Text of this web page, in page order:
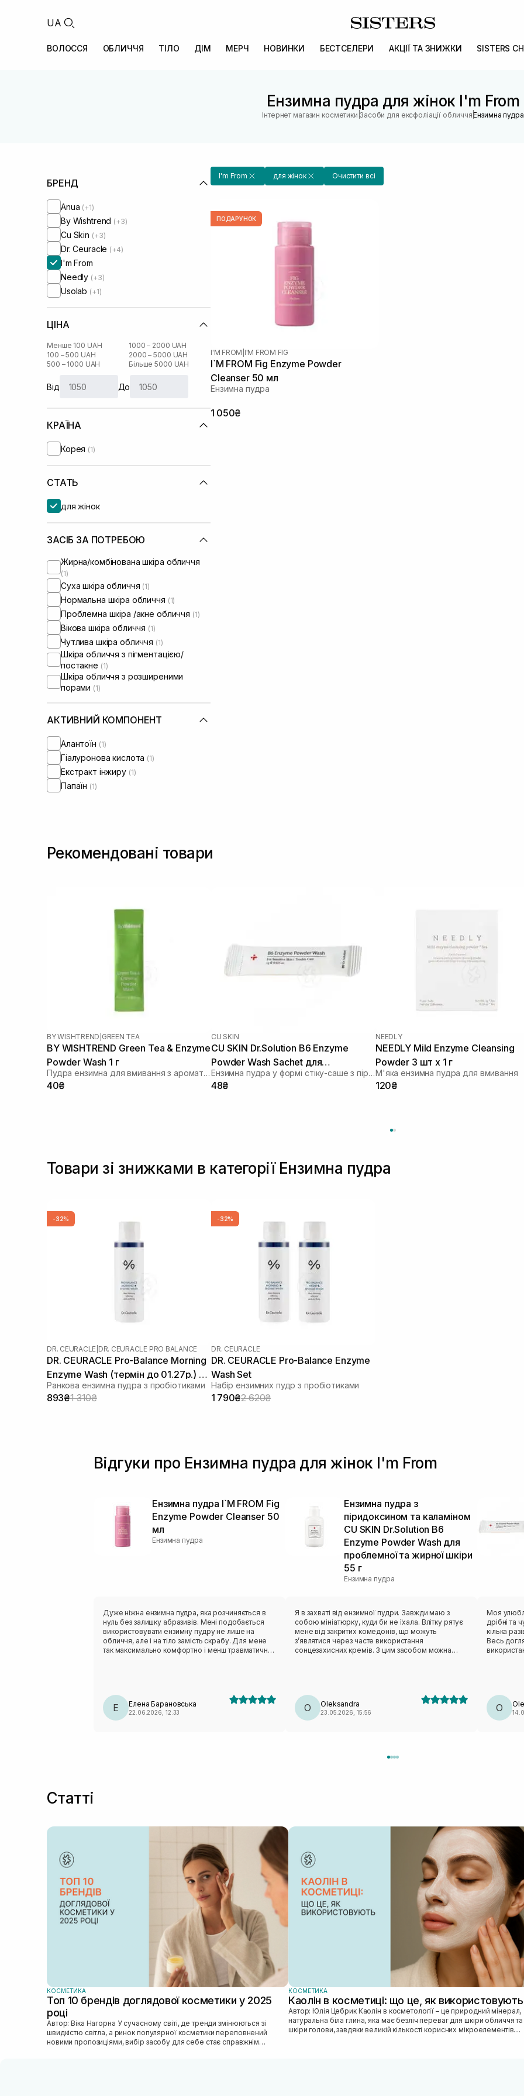
UA
ВОЛОССЯ ОБЛИЧЧЯ ТІЛО ДІМ МЕРЧ НОВИНКИ БЕСТСЕЛЕРИ АКЦІЇ ТА ЗНИЖКИ SISTERS
Ензимна пудра для жінок I'm From
Інтернет магазин косметики |Засоби для ексфоліації обличчя |Ензимна пудра
БРЕНД
Anua (+1)
By Wishtrend (+3)
Cu Skin (+3)
Dr. Ceuracle (+4)
I'm From
Needly (+3)
Usolab (+1)
ЦІНА
Менше 100 UAH
100 – 500 UAH
500 – 1000 UAH
1000 – 2000 UAH
2000 – 5000 UAH
Більше 5000 UAH
Від До
КРАЇНА
Корея (1)
СТАТЬ
для жінок
ЗАСІБ ЗА ПОТРЕБОЮ
Жирна/комбінована шкіра обличчя
(1)
Суха шкіра обличчя (1)
Нормальна шкіра обличчя (1)
Проблемна шкіра /акне обличчя (1)
Вікова шкіра обличчя (1)
Чутлива шкіра обличчя (1)
Шкіра обличчя з пігментацією/
постакне (1)
Шкіра обличчя з розширеними
порами (1)
АКТИВНИЙ КОМПОНЕНТ
Алантоїн (1)
Гіалуронова кислота (1)
Екстракт інжиру (1)
Папаїн (1)
I'm From для жінок Очистити всі
ПОДАРУНОК
I'M FROM I'M FROM FIG
I`M FROM Fig Enzyme Powder
Cleanser 50 мл
Ензимна пудра
1 050₴
Рекомендовані товари
BY WISHTREND GREEN TEA
BY WISHTREND Green Tea & Enzyme
Powder Wash 1 г
Пудра ензимна для вмивання з ароматом матчі
40₴
CU SKIN
CU SKIN Dr.Solution B6 Enzyme
Powder Wash Sachet для
проблемної та жирної шкіри 1шт* 1
г
Ензимна пудра у формі стіку-саше з піридоксином та каламіном
48₴
NEEDLY
NEEDLY Mild Enzyme Cleansing
Powder 3 шт х 1 г
М'яка ензимна пудра для вмивання
120₴
Товари зі знижками в категорії Ензимна пудра
-32%
DR. CEURACLE DR. CEURACLE PRO BALANCE
DR. CEURACLE Pro-Balance Morning
Enzyme Wash (термін до 01.27р.) 50
г
Ранкова ензимна пудра з пробіотиками
893₴1 310₴
-32%
DR. CEURACLE
DR. CEURACLE Pro-Balance Enzyme
Wash Set
Набір ензимних пудр з пробіотиками
1 790₴2 620₴
Відгуки про Ензимна пудра для жінок I'm From
Ензимна пудра I`M FROM Fig
Enzyme Powder Cleanser 50
мл
Ензимна пудра
Дуже ніжна ензимна пудра, яка розчиняється в
нуль без залишку абразивів. Мені подобається
використовувати ензимну пудру не лише на
обличчя, але і на тіло замість скрабу. Для мене
так максимально комфортно і менш травматично
очищення шкіра ніжна, не пересушена та не
стягується. Подобається відчуття після вмивання.
Враховуючи всі позивні сторони взяла одразу 2
Е Елена Барановська
22.06.2026, 12:33
Ензимна пудра з
піридоксином та каламіном
CU SKIN Dr.Solution B6
Enzyme Powder Wash для
проблемної та жирної шкіри
55 г
Ензимна пудра
Я в захваті від ензимної пудри. Завжди маю з
собою мініатюрку, куди би не їхала. Влітку рятує
мене від закритих комедонів, що можуть
зʼявлятися через часте використання
сонцезахисних кремів. З цим засобом можна
O Oleksandra
23.05.2026, 15:56
Моя
дрібні та
кілька
Весь
O
Статті
КОСМЕТИКА
Топ 10 брендів доглядової косметики у 2025
році
Автор: Віка Нагорна У сучасному світі, де тренди змінюються зі
швидкістю світла, а ринок популярної косметики переповнений
новими пропозиціями, вибір засобу для себе стає справжнім
КОСМЕТИКА
Каолін в косметиці: що це, як використовують
Автор: Юлія Цебрик Каолін в косметології – це природний мінерал,
натуральна біла глина, яка має безліч переваг для шкіри обличчя та
шкіри голови, завдяки великій кількості корисних мікроелементів....